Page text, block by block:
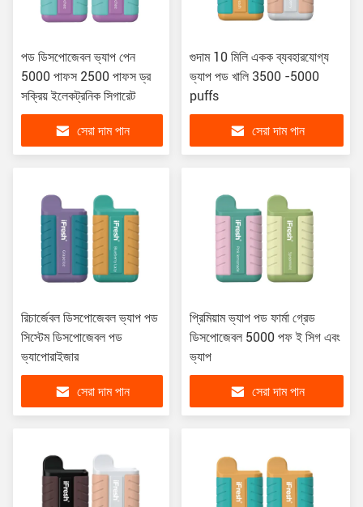
পড ডিসপোজেবল ভ্যাপ পেন
5000 পাফস 2500 পাফস ড্র
সক্রিয় ইলেকট্রনিক সিগারেট
সেরা দাম পান
গুদাম 10 মিলি একক ব্যবহারযোগ্য
ভ্যাপ পড খালি 3500 -5000
puffs
সেরা দাম পান
রিচার্জেবল ডিসপোজেবল ভ্যাপ পড
সিস্টেম ডিসপোজেবল পড
ভ্যাপোরাইজার
সেরা দাম পান
প্রিমিয়াম ভ্যাপ পড ফার্মা গ্রেড
ডিসপোজেবল 5000 পফ ই সিগ এবং
ভ্যাপ
সেরা দাম পান